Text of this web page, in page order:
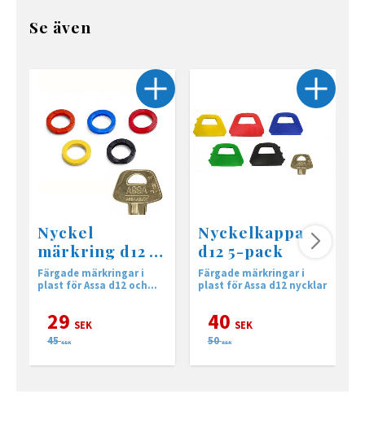
Se även
Nyckel
märkring d12 5-
pack
Färgade märkringar i
plast för Assa d12 och
29 SEK
45 SEK
Nyckelkappa
d12 5-pack
Färgade märkringar i
plast för Assa d12 nycklar
40 SEK
50 SEK